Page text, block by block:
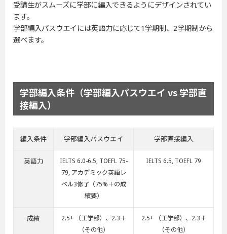
受講生がスムーズに学部に編入できるようにデザインされてい
ます。
学部編入パスウエイには英語力に応じて1学期制、2学期制から
選べます。
学部編入条件（学部編入パスウエイ vs 学部直
接編入）
編入条件 学部編入パスウエイ 学部直接編入
英語力
IELTS 6.0-6.5, TOEFL 75-
79, アカデミック英語レ
ベル3修了（75%＋の成
績要）
IELTS 6.5, TOEFL 79
成績
2.5+ （工学部）、2.3＋
（その他）
2.5+ （工学部）、2.3＋
（その他）